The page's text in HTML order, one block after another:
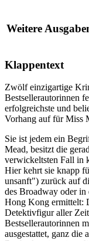
Weitere
Klappentext
Zwölf einzigartige
Bestsellerautorinnen
erfolgreichste und
Vorhang auf für Miss
Sie ist jedem ein
Mead, besitzt die
verwickeltsten Fall in
Hier kehrt sie knapp
unsanft") zurück auf
des Broadway oder in
Hong Kong ermittelt:
Detektivfigur aller
Bestsellerautorinnen
ausgestattet, ganz die